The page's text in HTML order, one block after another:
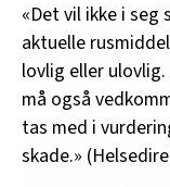
«Det vil ikke i
aktuelle
lovlig eller
må også
tas med i
skade.»